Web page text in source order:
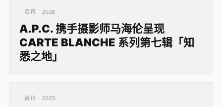
资讯 · 2026
A.P.C. 携手摄影师马海伦呈现
CARTE BLANCHE 系列第七辑「知
悉之地」
资讯 · 2023